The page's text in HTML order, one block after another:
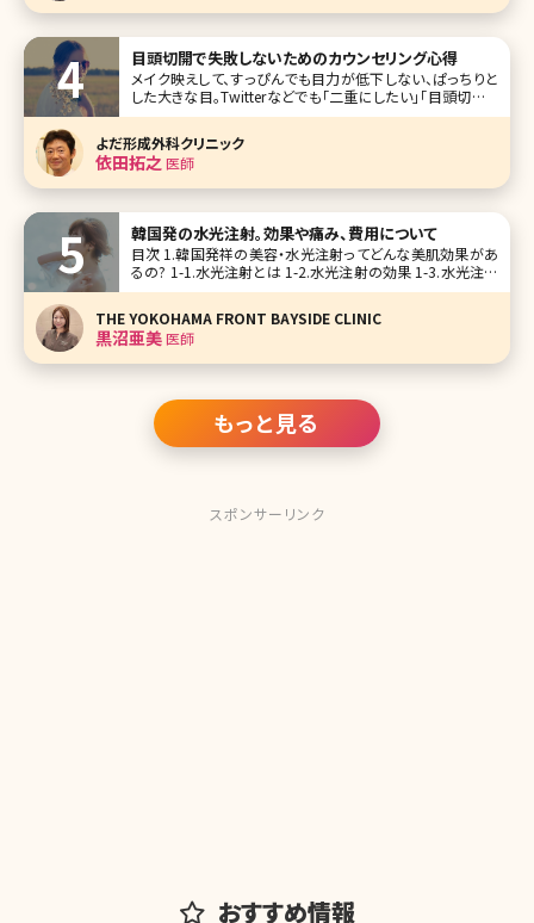
目頭切開で失敗しないためのカウンセリング心得
メイク映えして、すっぴんでも目力が低下しない、ぱっちりと
した大きな目。Twitterなどでも「二重にしたい」「目頭切開し
たい」というツイートをよく見かけます。昔と違って、費用も安
くなり気軽に受けられるような印象もある、目を大きくするた
めの手術。
よだ形成外科クリニック
依田拓之 医師
韓国発の水光注射。効果や痛み、費用について
目次 1.韓国発祥の美容・水光注射ってどんな美肌効果があ
るの? 1-1.水光注射とは 1-2.水光注射の効果 1-3.水光注射
のメリットとは 1-4.水光注射の痛みは? 1-5.水光注射のダウ
とめ 【
THE YOKOHAMA FRONT BAYSIDE CLINIC
黒沼亜美医師
もっと見る
スポンサーリンク
おすすめ情報